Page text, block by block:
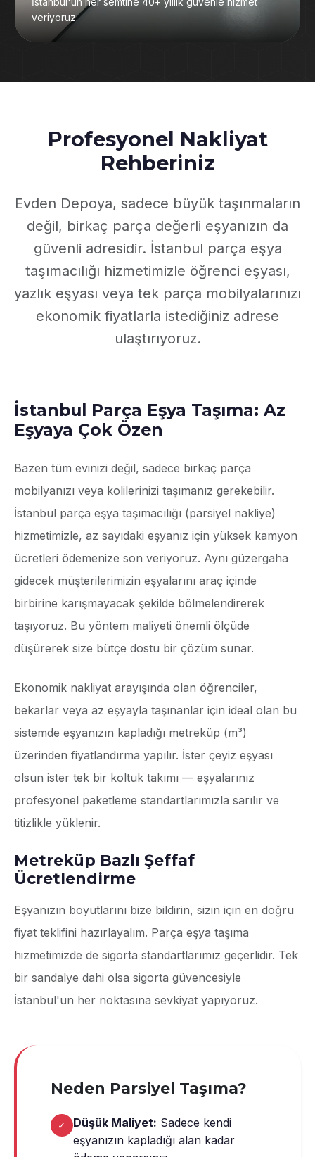
veriyoruz.
Profesyonel Nakliyat
Rehberiniz
Evden Depoya, sadece büyük taşınmaların
değil, birkaç parça değerli eşyanızın da
güvenli adresidir. İstanbul parça eşya
taşımacılığı hizmetimizle öğrenci eşyası,
yazlık eşyası veya tek parça mobilyalarınızı
ekonomik fiyatlarla istediğiniz adrese
ulaştırıyoruz.
İstanbul Parça Eşya Taşıma: Az
Eşyaya Çok Özen
Bazen tüm evinizi değil, sadece birkaç parça
mobilyanızı veya kolilerinizi taşımanız gerekebilir.
İstanbul parça eşya taşımacılığı (parsiyel nakliye)
hizmetimizle, az sayıdaki eşyanız için yüksek kamyon
ücretleri ödemenize son veriyoruz. Aynı güzergaha
gidecek müşterilerimizin eşyalarını araç içinde
birbirine karışmayacak şekilde bölmelendirerek
taşıyoruz. Bu yöntem maliyeti önemli ölçüde
düşürerek size bütçe dostu bir çözüm sunar.
Ekonomik nakliyat arayışında olan öğrenciler,
bekarlar veya az eşyayla taşınanlar için ideal olan bu
sistemde eşyanızın kapladığı metreküp (m³)
üzerinden fiyatlandırma yapılır. İster çeyiz eşyası
olsun ister tek bir koltuk takımı — eşyalarınız
profesyonel paketleme standartlarımızla sarılır ve
titizlikle yüklenir.
Metreküp Bazlı Şeffaf
Ücretlendirme
Eşyanızın boyutlarını bize bildirin, sizin için en doğru
fiyat teklifini hazırlayalım. Parça eşya taşıma
hizmetimizde de sigorta standartlarımız geçerlidir. Tek
bir sandalye dahi olsa sigorta güvencesiyle
İstanbul'un her noktasına sevkiyat yapıyoruz.
Neden Parsiyel Taşıma?
✓ Düşük Maliyet: Sadece kendi
eşyanızın kapladığı alan kadar